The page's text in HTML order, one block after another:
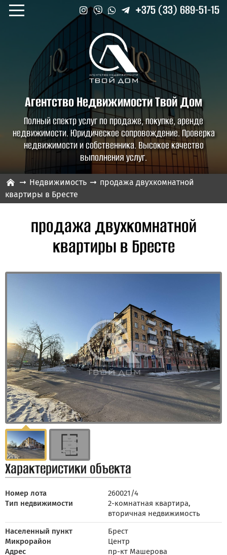
+375 (33) 689-51-15
Агентство НедвижимостиТвой Дом
Полный спектр услуг по продаже, покупке, аренде
недвижимости. Юридическое сопровождение. Проверка
недвижимости и собственника. Высокое качество
выполнения услуг.
Недвижимость
продажа двухкомнатной
квартиры в Бресте
продажа двухкомнатной
квартиры в Бресте
Характеристики объекта
Номер лота
260021/4
Тип недвижимости
2-комнатная квартира,
вторичная недвижимость
Населенный пункт
Брест
Микрорайон
Центр
Адрес
пр-кт Машерова